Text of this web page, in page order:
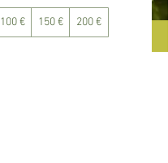
100 € 150 € 200 €